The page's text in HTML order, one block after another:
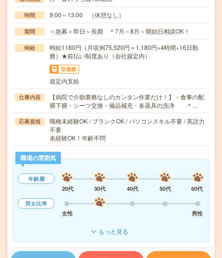
時間 9:00～13:00 （休憩なし）
期間 ＜急募＞即日～長期 ＊7月～8月～開始日相談OK！
時給
時給1180円（月収例75,520円＝1,180円×4時間×16日勤
務）★前払い制度あり（会社規定内）
交通費
規定内支給
仕事内容
【病院で介助業務なしのカンタン作業だけ！】・食事の配
膳下膳・シーツ交換・備品補充・各器具の洗浄 ＊…
応募資格
職種未経験OK / ブランクOK / パソコンスキル不要 / 英語力
不要
未経験OK！年齢不問
職場の雰囲気
年齢層
20代
30代 40代 50代
60代
男女比率
女性
男性
もっと見る